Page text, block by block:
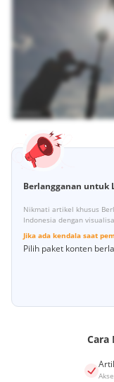
Berlangganan untuk
Nikmati artikel khusus
Indonesia dengan
Jika ada kendala saat
Pilih paket konten
Cara